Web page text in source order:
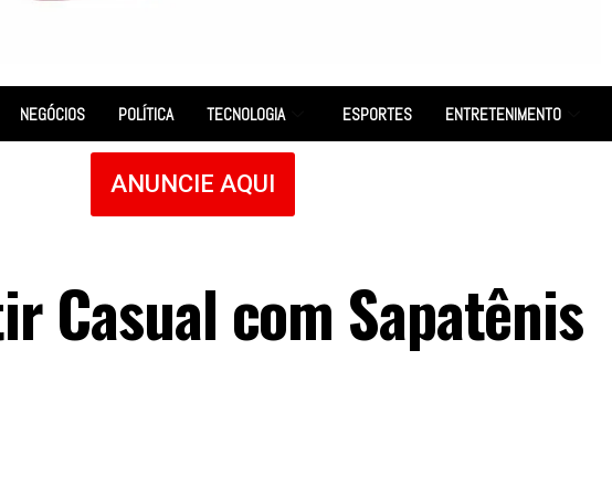
NEGÓCIOS POLÍTICA TECNOLOGIA ESPORTES ENTRETENIMENTO
ANUNCIE AQUI
Casual com Sapatênis